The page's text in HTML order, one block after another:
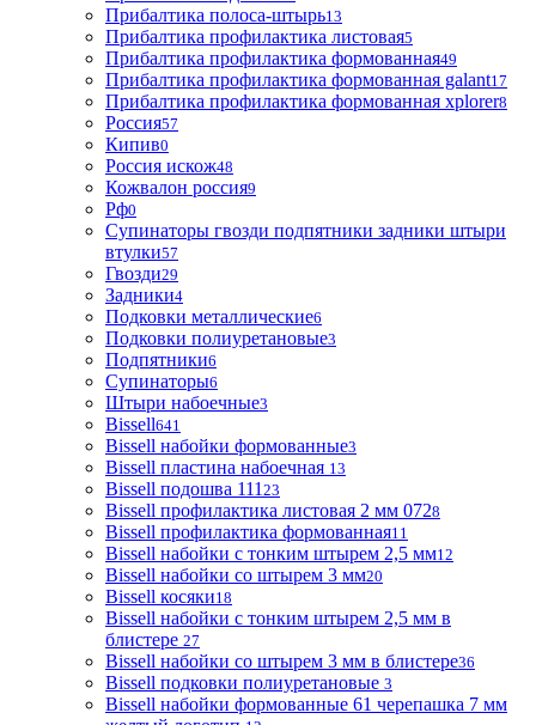
Прибалтика полоса-штырь13
Прибалтика профилактика листовая5
Прибалтика профилактика формованная49
Прибалтика профилактика формованная galant17
Прибалтика профилактика формованная xplorer8
Россия57
Кипив0
Россия искож48
Кожвалон россия9
Рф0
Супинаторы гвозди подпятники задники штыри
втулки57
Гвозди29
Задники4
Подковки металлические6
Подковки полиуретановые3
Подпятники6
Супинаторы6
Штыри набоечные3
Bissell641
Bissell набойки формованные3
Bissell пластина набоечная 13
Bissell подошва 111 23
Bissell профилактика листовая 2 мм 0728
Bissell профилактика формованная11
Bissell набойки с тонким штырем 2,5 мм12
Bissell набойки со штырем 3 мм20
Bissell косяки18
Bissell набойки с тонким штырем 2,5 мм в
блистере 27
Bissell набойки со штырем 3 мм в блистере36
Bissell подковки полиуретановые 3
Bissell набойки формованные 61 черепашка 7 мм